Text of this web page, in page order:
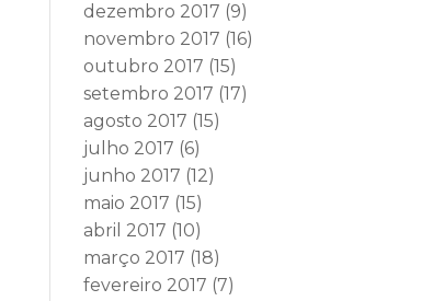
dezembro 2017 (9)
novembro 2017 (16)
outubro 2017 (15)
setembro 2017 (17)
agosto 2017 (15)
julho 2017 (6)
junho 2017 (12)
maio 2017 (15)
abril 2017 (10)
março 2017 (18)
fevereiro 2017 (7)